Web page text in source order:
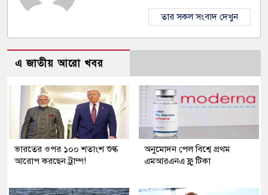
তার সকল সংবাদ দেখুন
এ জাতীয় আরো খবর
ভারতের ওপর ১০০ শতাংশ শুল্ক
আরোপ করছেন ট্রাম্প!
অনুমোদন পেল বিশ্বে প্রথম
এমআরএনএ ফ্লু টিকা